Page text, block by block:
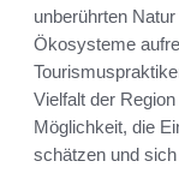
unberührten
Ökosysteme
Vielfalt der
Möglichkeit, die
schätzen und